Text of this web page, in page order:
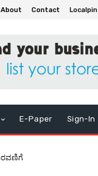
About Contact Localpin
E-Paper Sign-In